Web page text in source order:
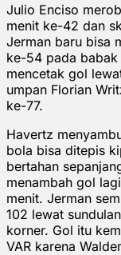
Julio Enciso
menit ke-42 dan
Jerman baru bisa
ke-54 pada
mencetak gol
umpan Florian
ke-77.
Havertz
bola bisa ditepis
bertahan
menambah gol
menit. Jerman
102 lewat
korner. Gol itu
VAR karena